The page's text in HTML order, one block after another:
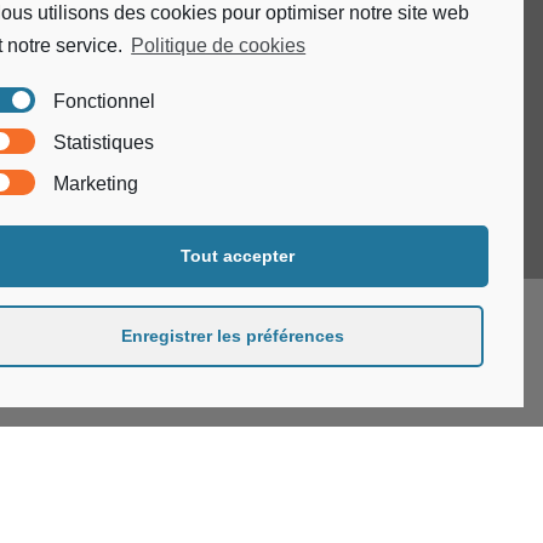
utilisons des cookies pour optimiser notre site web
notre service. Politique de cookies
Fonctionnel
Statistiques
Marketing
Tout accepter
Enregistrer les préférences
prélèvement et de ressource.